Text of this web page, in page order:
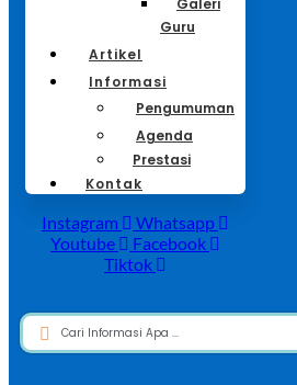
Galeri
Guru
Artikel
Informasi
Pengumuman
Agenda
Prestasi
Kontak
Instagram
Whatsapp
Youtube
Facebook
Tiktok
Search
...